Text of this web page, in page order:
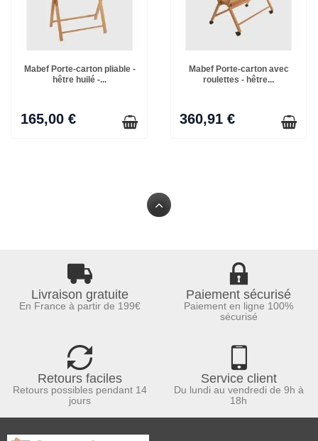
Mabef Porte-carton pliable -
hêtre huilé -...
165,00 €
Mabef Porte-carton avec
roulettes - hêtre...
360,91 €
Livraison gratuite
En France à partir de 199€
Paiement sécurisé
Paiement en ligne 100%
sécurisé
Retours faciles
Retours possibles pendant 14
jours
Service client
Du lundi au vendredi de 9h à
18h